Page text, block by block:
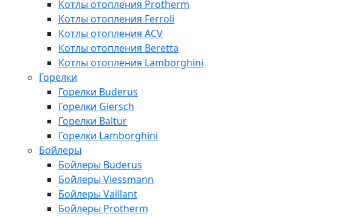
Котлы отопления Protherm
Котлы отопления Ferroli
Котлы отопления ACV
Котлы отопления Beretta
Котлы отопления Lamborghini
Горелки
Горелки Buderus
Горелки Giersch
Горелки Baltur
Горелки Lamborghini
Бойлеры
Бойлеры Buderus
Бойлеры Viessmann
Бойлеры Vaillant
Бойлеры Protherm